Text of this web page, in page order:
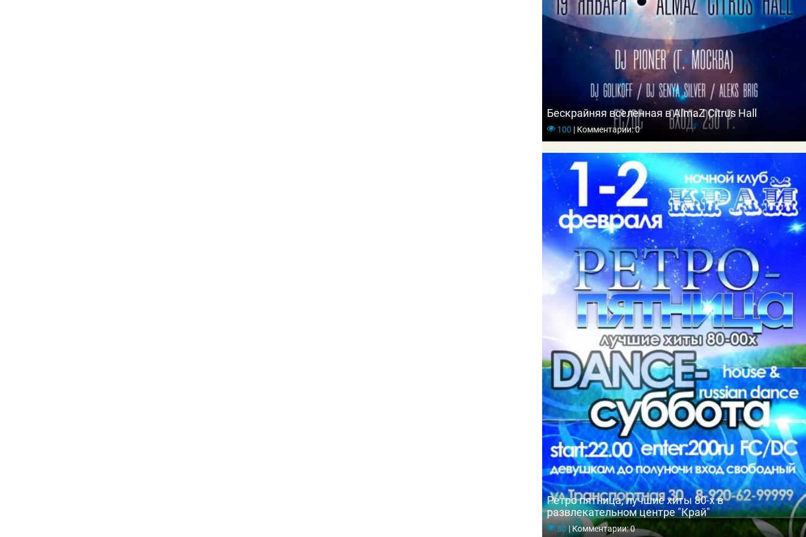
Бескрайняя вселенная в AlmaZ Citrus Hall
100 |Комментарии: 0
Ретро пятница, лучшие хиты 80-х в
развлекательном центре "Край"
80|Комментарии: 0